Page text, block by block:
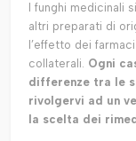
I funghi medicinali
altri preparati di
l’effetto dei
collaterali. Ogni
differenze tra le
rivolgervi ad un
la scelta dei